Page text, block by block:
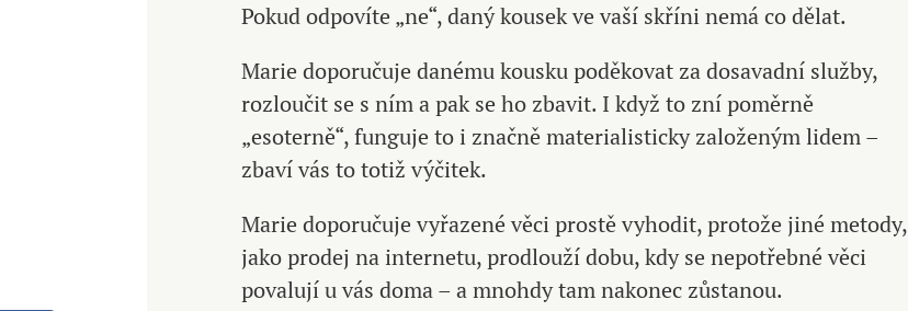
Pokud odpovíte „ne“, daný kousek ve vaší skříni nemá co dělat.
Marie doporučuje danému kousku poděkovat za dosavadní služby,
rozloučit se s ním a pak se ho zbavit. I když to zní poměrně
„esoterně“, funguje to i značně materialisticky založeným lidem –
zbaví vás to totiž výčitek.
Marie doporučuje vyřazené věci prostě vyhodit, protože jiné metody,
jako prodej na internetu, prodlouží dobu, kdy se nepotřebné věci
povalují u vás doma – a mnohdy tam nakonec zůstanou.